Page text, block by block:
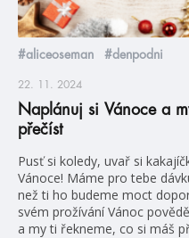
#aliceoseman #denpodni
22. 11. 2024
Naplánuj si Vánoce a
přečíst
Pusť si koledy, uvař si
Vánoce! Máme pro tebe
než ti ho budeme moct
svém prožívání Vánoc
a my ti řekneme, co si máš